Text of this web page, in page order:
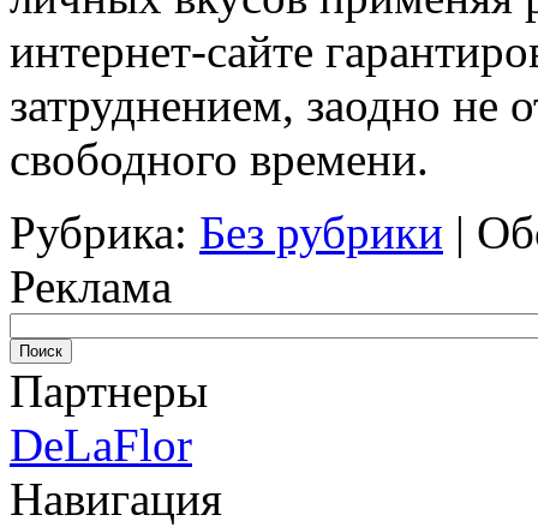
интернет-сайте
затруднением, заодно
свободного времени.
Рубрика: Без рубрики |
Реклама
Партнеры
DeLaFlor
Навигация